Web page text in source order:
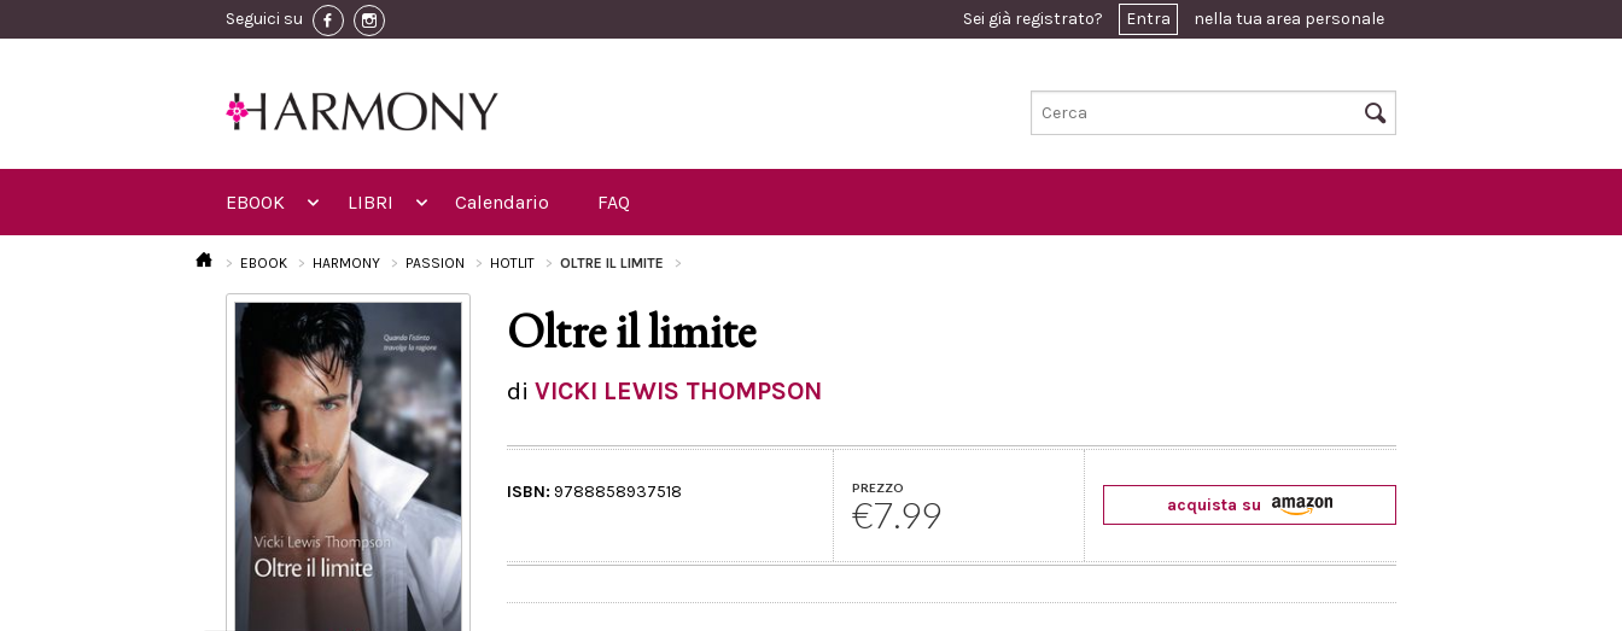
Seguici su Sei già registrato? Entra nella tua area personale
EBOOK LIBRI Calendario FAQ
EBOOK HARMONY PASSION HOTLIT OLTRE IL LIMITE
Oltre il limite
diVICKI LEWIS THOMPSON
ISBN: 9788858937518 PREZZO
€7.99 acquista su